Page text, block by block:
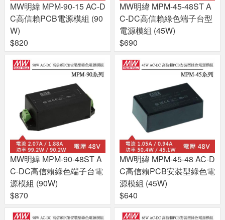
MW明緯 MPM-90-15 AC-D
C高信賴PCB電源模組 (90
W)
$820
MW明緯 MPM-45-48ST A
C-DC高信賴綠色端子台型
電源模組 (45W)
$690
MW明緯 MPM-90-48ST A
C-DC高信賴綠色端子台電
源模組 (90W)
$870
MW明緯 MPM-45-48 AC-D
C高信賴PCB安裝型綠色電
源模組 (45W)
$640